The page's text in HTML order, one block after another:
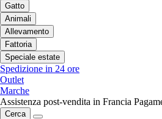
Gatto
Animali
Allevamento
Fattoria
Speciale estate
Spedizione in 24 ore
Outlet
Marche
Assistenza post-vendita in Francia
Cerca